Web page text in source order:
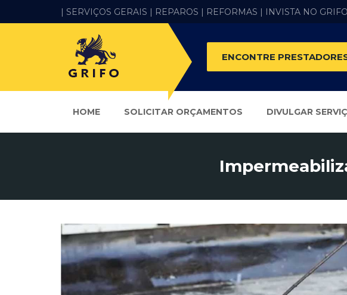
| SERVIÇOS GERAIS | REPAROS | REFORMAS | INVISTA NO GRIFO
ENCONTRE
HOME SOLICITAR ORÇAMENTOS DIVULGAR